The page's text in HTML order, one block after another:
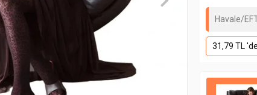
Havale/
31,79 TL